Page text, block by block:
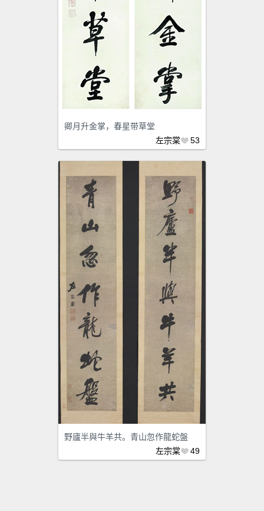
卿月升金掌，春星带草堂
左宗棠
53
野廬半與牛羊共。青山忽作龍蛇盤
左宗棠
49